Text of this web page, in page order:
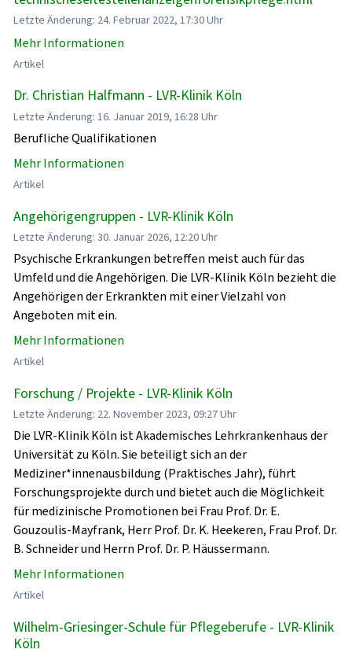
Letzte Änderung: 24. Februar 2022, 17:30 Uhr
Mehr Informationen
Artikel
Dr. Christian Halfmann - LVR-Klinik Köln
Letzte Änderung: 16. Januar 2019, 16:28 Uhr
Berufliche Qualifikationen
Mehr Informationen
Artikel
Angehörigengruppen - LVR-Klinik Köln
Letzte Änderung: 30. Januar 2026, 12:20 Uhr
Psychische Erkrankungen betreffen meist auch für das
Umfeld und die Angehörigen. Die LVR-Klinik Köln bezieht die
Angehörigen der Erkrankten mit einer Vielzahl von
Angeboten mit ein.
Mehr Informationen
Artikel
Forschung / Projekte - LVR-Klinik Köln
Letzte Änderung: 22. November 2023, 09:27 Uhr
Die LVR-Klinik Köln ist Akademisches Lehrkrankenhaus der
Universität zu Köln. Sie beteiligt sich an der
Mediziner*innenausbildung (Praktisches Jahr), führt
Forschungsprojekte durch und bietet auch die Möglichkeit
für medizinische Promotionen bei Frau Prof. Dr. E.
Gouzoulis-Mayfrank, Herr Prof. Dr. K. Heekeren, Frau Prof. Dr.
B. Schneider und Herrn Prof. Dr. P. Häussermann.
Mehr Informationen
Artikel
Wilhelm-Griesinger-Schule für Pflegeberufe - LVR-Klinik
Köln